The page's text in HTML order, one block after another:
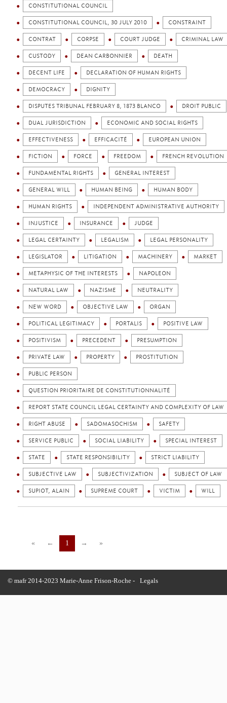
CONSTITUTIONAL COUNCIL
CONSTITUTIONAL COUNCIL, 30 JULY 2010 CONSTRAINT
CONTRAT CORPSE COURT JUDGE CRIMINAL LAW
CUSTODY DEAN CARBONNIER DEATH
DECENT LIFE DECLARATION OF HUMAN RIGHTS
DEMOCRACY DIGNITY
DISPUTES TRIBUNAL FEBRUARY 8, 1873 BLANCO DROIT PUBLIC
DUAL JURISDICTION ECONOMIC AND SOCIAL RIGHTS
EFFECTIVENESS EFFICACITÉ EUROPEAN UNION
FICTION FORCE FREEDOM FRENCH REVOLUTION
FUNDAMENTAL RIGHTS GENERAL INTEREST
GENERAL WILL HUMAN BEING HUMAN BODY
HUMAN RIGHTS INDEPENDENT ADMINISTRATIVE AUTHORITY
INJUSTICE INSURANCE JUDGE
LEGAL CERTAINTY LEGALISM LEGAL PERSONALITY
LEGISLATOR LITIGATION MACHINERY MARKET
METAPHYSIC OF THE INTERESTS NAPOLEON
NATURAL LAW NAZISME NEUTRALITY
NEW WORD OBJECTIVE LAW ORGAN
POLITICAL LEGITIMACY PORTALIS POSITIVE LAW
POSITIVISM PRECEDENT PRESUMPTION
PRIVATE LAW PROPERTY PROSTITUTION
PUBLIC PERSON
QUESTION PRIORITAIRE DE CONSTITUTIONNALITÉ
REPORT STATE COUNCIL LEGAL CERTAINTY AND COMPLEXITY OF LAW
RIGHT ABUSE SADOMASOCHISM SAFETY
SERVICE PUBLIC SOCIAL LIABILITY SPECIAL INTEREST
STATE STATE RESPONSIBILITY STRICT LIABILITY
SUBJECTIVE LAW SUBJECTIVIZATION SUBJECT OF LAW
SUPIOT, ALAIN SUPREME COURT VICTIM WILL
« ← 1 → »
© mafr 2014-2023 Marie-Anne Frison-Roche - Legals